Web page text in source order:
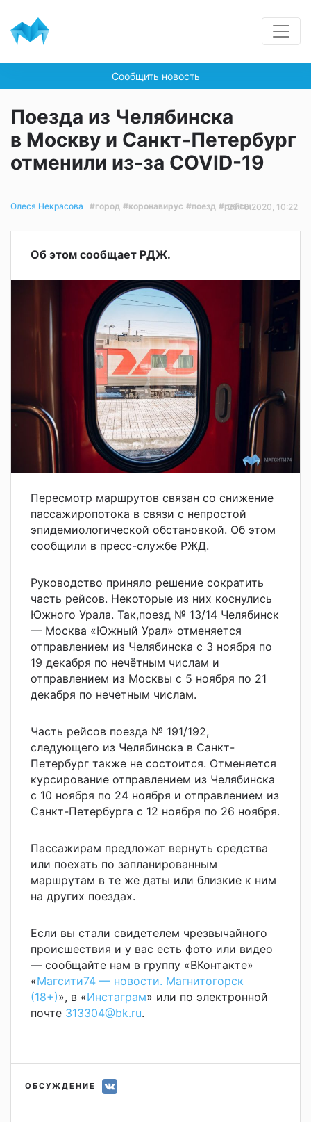
Сообщить новость
Поезда из Челябинска
в Москву и Санкт-Петербург
отменили из-за COVID-19
Олеся Некрасова #город #коронавирус #поезд #рейсы
26.10.2020, 10:22
Об этом сообщает РДЖ.
Пересмотр маршрутов связан со снижение
пассажиропотока в связи с непростой
эпидемиологической обстановкой. Об этом
сообщили в пресс-службе РЖД.
Руководство приняло решение сократить
часть рейсов. Некоторые из них коснулись
Южного Урала. Так,поезд № 13/14 Челябинск
— Москва «Южный Урал» отменяется
отправлением из Челябинска с 3 ноября по
19 декабря по нечётным числам и
отправлением из Москвы с 5 ноября по 21
декабря по нечетным числам.
Часть рейсов поезда № 191/192,
следующего из Челябинска в Санкт-
Петербург также не состоится. Отменяется
курсирование отправлением из Челябинска
с 10 ноября по 24 ноября и отправлением из
Санкт-Петербурга с 12 ноября по 26 ноября.
Пассажирам предложат вернуть средства
или поехать по запланированным
маршрутам в те же даты или близкие к ним
на других поездах.
Если вы стали свидетелем чрезвычайного
происшествия и у вас есть фото или видео
— сообщайте нам в группу «ВКонтакте»
«Магсити74 — новости. Магнитогорск
(18+)», в «Инстаграм» или по электронной
почте 313304@bk.ru.
ОБСУЖДЕНИЕ